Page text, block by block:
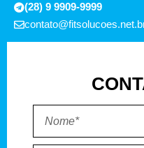
(28) 9 9909-9999